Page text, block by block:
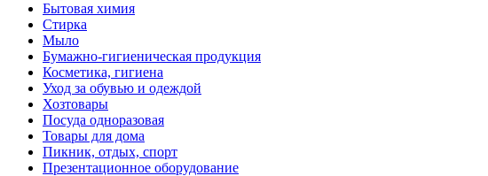
Бытовая химия
Стирка
Мыло
Бумажно-гигиеническая продукция
Косметика, гигиена
Уход за обувью и одеждой
Хозтовары
Посуда одноразовая
Товары для дома
Пикник, отдых, спорт
Презентационное оборудование